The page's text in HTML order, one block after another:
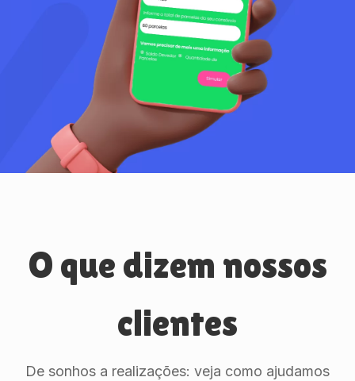
O que dizem nossos
clientes
De sonhos a realizações: veja como ajudamos